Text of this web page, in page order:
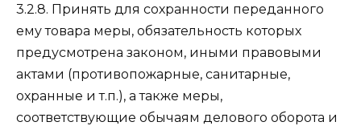
3.2.8. Принять для сохранности переданного
ему товара меры, обязательность которых
предусмотрена законом, иными правовыми
актами (противопожарные, санитарные,
охранные и т.п.), а также меры,
соответствующие обычаям делового оборота и